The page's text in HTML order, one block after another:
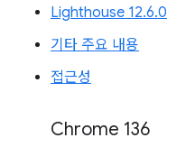
Lighthouse 12.6.0
기타 주요 내용
접근성
Chrome 136